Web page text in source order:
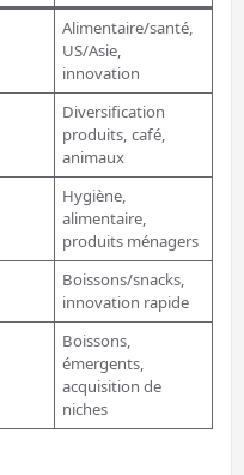
Alimentaire/santé,
US/Asie,
innovation
Diversification
produits, café,
animaux
Hygiène,
alimentaire,
produits ménagers
Boissons/snacks,
innovation rapide
Boissons,
émergents,
acquisition de
niches